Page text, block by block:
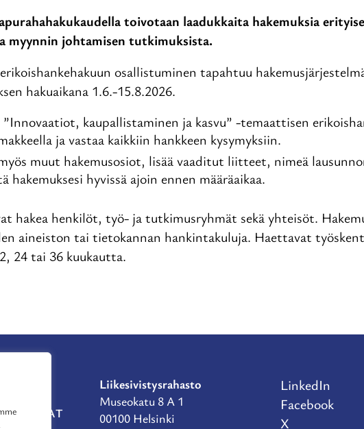
toivotaan laadukkaita hakemuksia
myynnin johtamisen tutkimuksista.
osallistuminen tapahtuu
hakuaikana 1.6.-15.8.2026.
kaupallistaminen ja kasvu” -temaattisen
ja vastaa kaikkiin hankkeen kysymyksiin.
muut hakemusosiot, lisää vaaditut liitteet, nimeä
hakemuksesi hyvissä ajoin ennen määräaikaa.
hakea henkilöt, työ- ja tutkimusryhmät sekä yhteisöt.
aineiston tai tietokannan hankintakuluja. Haettavat
24 tai 36 kuukautta.
Liikesivistysrahasto
Museokatu 8 A 1
00100 Helsinki
LinkedIn
Facebook
X